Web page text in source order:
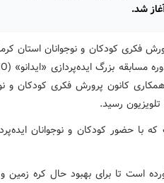
شد.
فکری کودکان و نوجوانان استان
کانون پرورش فکری کودکان و
تلویزیون رسید.
با حضور کودکان و نوجوانان
است تا برای بهبود حال کره